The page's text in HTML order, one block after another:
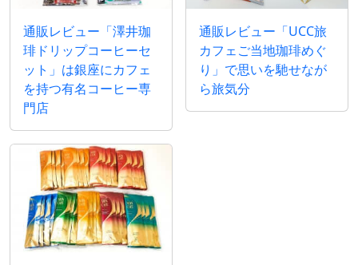
通販レビュー「澤井珈
琲ドリップコーヒーセ
ット」は銀座にカフェ
を持つ有名コーヒー専
門店
通販レビュー「UCC旅
カフェご当地珈琲めぐ
り」で思いを馳せなが
ら旅気分